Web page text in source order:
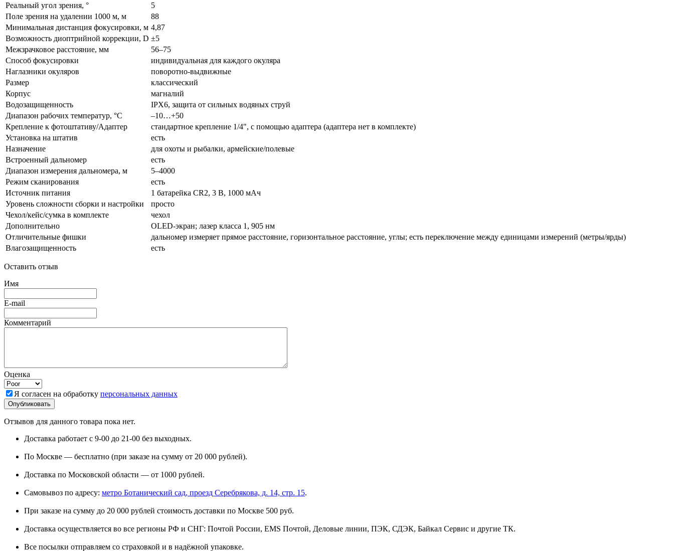
Реальный угол зрения, °
5
Поле зрения на удалении 1000 м, м
88
Минимальная дистанция фокусировки, м 4,87
Возможность диоптрийной коррекции, D ±5
Межзрачковое расстояние, мм
56–75
Способ фокусировки
индивидуальная для каждого окуляра
Наглазники окуляров
поворотно-выдвижные
Размер
классический
Корпус
магналий
Водозащищенность
IPX6, защита от сильных водяных струй
Диапазон рабочих температур, °С
–10…+50
Крепление к фотоштативу/Адаптер
стандартное крепление 1/4", с помощью адаптера (адаптера нет в комплекте)
Установка на штатив
есть
Назначение
для охоты и рыбалки, армейские/полевые
Встроенный дальномер
есть
Диапазон измерения дальномера, м
5–4000
Режим сканирования
есть
Источник питания
1 батарейка CR2, 3 В, 1000 мАч
Уровень сложности сборки и настройки
просто
Чехол/кейс/сумка в комплекте
чехол
Дополнительно
OLED-экран; лазер класса 1, 905 нм
Отличительные фишки
дальномер измеряет прямое расстояние, горизонтальное расстояние, углы; есть переключение между единицами измерений (метры/ярды)
Влагозащищенность
есть
Оставить отзыв
Имя
E-mail
Комментарий
Оценка
Я согласен на обработку персональных данных
Отзывов для данного товара пока нет.
Доставка работает с 9-00 до 21-00 без выходных.
По Москве — бесплатно (при заказе на сумму от 20 000 рублей).
Доставка по Московской области — от 1000 рублей.
Самовывоз по адресу: метро Ботанический сад, проезд Серебрякова, д. 14, стр. 15.
При заказе на сумму до 20 000 рублей стоимость доставки по Москве 500 руб.
Доставка осуществляется во все регионы РФ и СНГ: Почтой России, EMS Почтой, Деловые линии, ПЭК, СДЭК, Байкал Сервис и другие ТК.
Все посылки отправляем со страховкой и в надёжной упаковке.